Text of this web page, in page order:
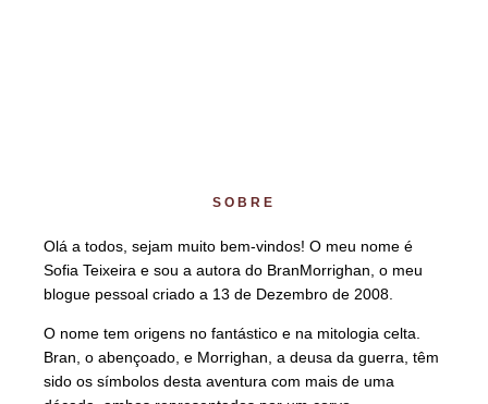
SOBRE
Olá a todos, sejam muito bem-vindos! O meu nome é
Sofia Teixeira e sou a autora do BranMorrighan, o meu
blogue pessoal criado a 13 de Dezembro de 2008.
O nome tem origens no fantástico e na mitologia celta.
Bran, o abençoado, e Morrighan, a deusa da guerra, têm
sido os símbolos desta aventura com mais de uma